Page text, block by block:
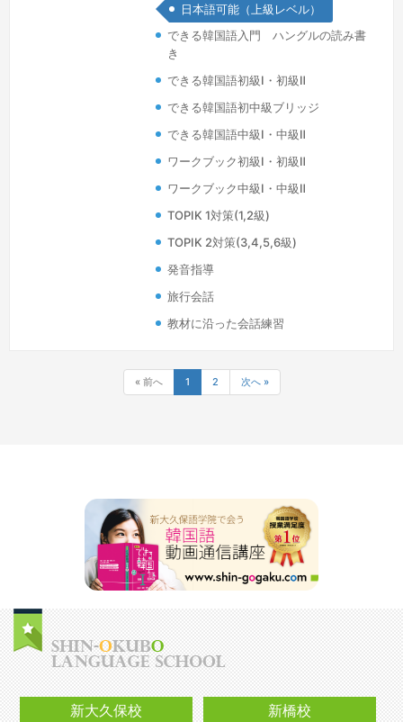
門分野でもあるので、今も大学や公的機
関において韓国語教育の様々な分野に至
る授業を行っております。私の授業で
は、しっかりと文法や語学知識も教えて
いますが、韓国旅行・映画・ドラマ・
K-POPはもちろん、韓国料理と文学・
社会などに関する知識も共有しながら、
日本語可能（上級レベル）
できる韓国語入門 ハングルの読み書
き
できる韓国語初級Ⅰ・初級Ⅱ
できる韓国語初中級ブリッジ
できる韓国語中級Ⅰ・中級Ⅱ
ワークブック初級Ⅰ・初級Ⅱ
ワークブック中級Ⅰ・中級Ⅱ
TOPIK 1対策(1,2級)
TOPIK 2対策(3,4,5,6級)
発音指導
旅行会話
教材に沿った会話練習
« 前へ 1 2 次へ »
新大久保校 新橋校